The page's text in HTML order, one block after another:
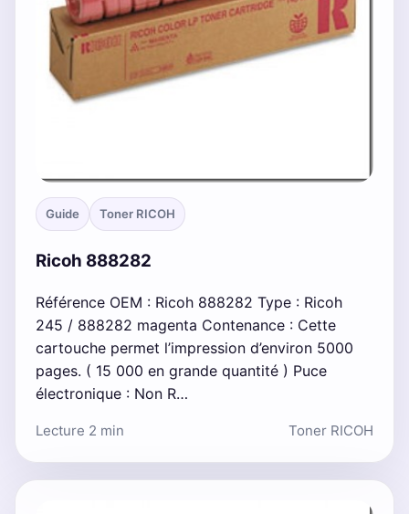
Guide Toner RICOH
Ricoh 888282
Référence OEM : Ricoh 888282 Type : Ricoh
245 / 888282 magenta Contenance : Cette
cartouche permet l’impression d’environ 5000
pages. ( 15 000 en grande quantité ) Puce
électronique : Non R…
Lecture 2 min Toner RICOH